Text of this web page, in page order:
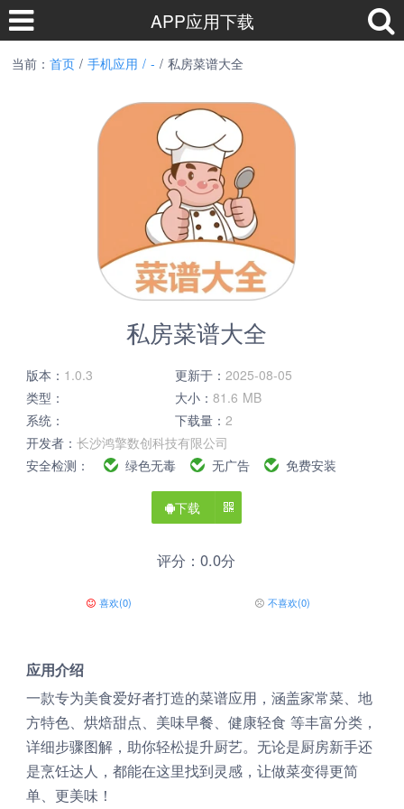
APP应用下载
当前： 首页/ 手机应用 / - / 私房菜谱大全
私房菜谱大全
版本： 1.0.3 更新于： 2025-08-05
类型：
大小： 81.6 MB
系统：
下载量： 2
开发者： 长沙鸿擎数创科技有限公司
安全检测：
绿色无毒 无广告 免费安装
下载
评分：0.0分
喜欢(0) 不喜欢(0)
应用介绍
一款专为美食爱好者打造的菜谱应用，涵盖家常菜、地
方特色、烘焙甜点、美味早餐、健康轻食 等丰富分类，
详细步骤图解，助你轻松提升厨艺。无论是厨房新手还
是烹饪达人，都能在这里找到灵感，让做菜变得更简
单、更美味！